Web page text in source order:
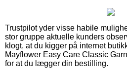
Trustpilot yder visse habile
stor gruppe aktuelle kunders
klogt, at du kigger på internet
Mayflower Easy Care Classic
for at du lægger din bestilling.